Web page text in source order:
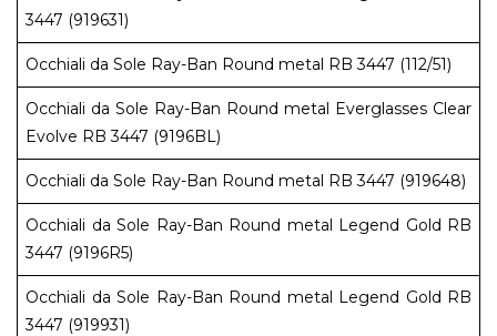
3447 (919631)
Occhiali da Sole Ray-Ban Round metal RB 3447 (112/51)
Occhiali da Sole Ray-Ban Round metal Everglasses Clear
Evolve RB 3447 (9196BL)
Occhiali da Sole Ray-Ban Round metal RB 3447 (919648)
Occhiali da Sole Ray-Ban Round metal Legend Gold RB
3447 (9196R5)
Occhiali da Sole Ray-Ban Round metal Legend Gold RB
3447 (919931)